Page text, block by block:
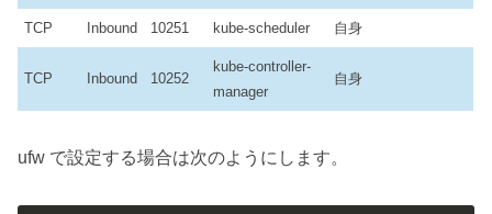
TCP Inbound 10251 kube-scheduler 自身
TCP Inbound 10252
kube-controller-
manager
自身
ufw で設定する場合は次のようにします。